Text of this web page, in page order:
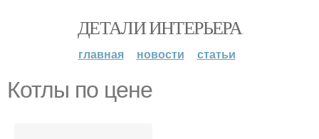
ДЕТАЛИ ИНТЕРЬЕРА
главная новости статьи
Котлы по цене